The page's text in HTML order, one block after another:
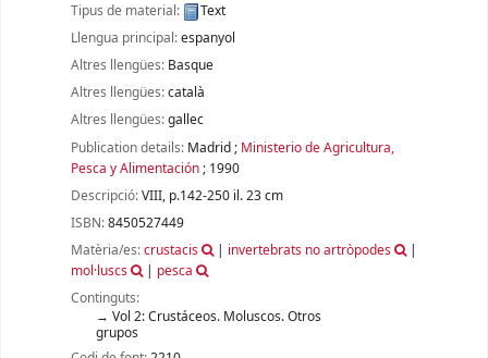
Tipus de material:
Text
Llengua principal:espanyol
Altres llengües: Basque
Altres llengües:català
Altres llengües:gallec
Publication details: Madrid; Ministerio de Agricultura,
Pesca y Alimentación; 1990
Descripció:VIII, p.142-250 il. 23 cm
ISBN:8450527449
Matèria/es:crustacis | invertebrats no artròpodes
|
mol·luscs
| pesca
Continguts:
Vol 2: Crustáceos. Moluscos. Otros
grupos